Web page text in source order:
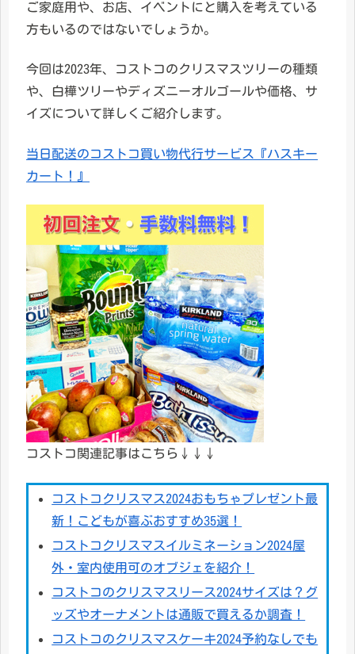
ご家庭用や、お店、イベントにと購入を考えている
方もいるのではないでしょうか。
今回は2023年、コストコのクリスマスツリーの種類
や、白樺ツリーやディズニーオルゴールや価格、サ
イズについて詳しくご紹介します。
当日配送のコストコ買い物代行サービス『ハスキー
カート！』
コストコ関連記事はこちら↓↓↓
コストコクリスマス2024おもちゃプレゼント最
新！こどもが喜ぶおすすめ35選！
コストコクリスマスイルミネーション2024屋
外・室内使用可のオブジェを紹介！
コストコのクリスマスリース2024サイズは？グ
ッズやオーナメントは通販で買えるか調査！
コストコのクリスマスケーキ2024予約なしでも